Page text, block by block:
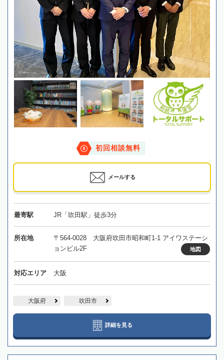
初回相談無料
メールする
最寄駅 JR「吹田駅」徒歩3分
所在地
〒564-0028 大阪府吹田市昭和町1-1 アイワステーシ
ョンビル2F
地図
対応エリア 大阪
大阪府 吹田市
詳細を見る